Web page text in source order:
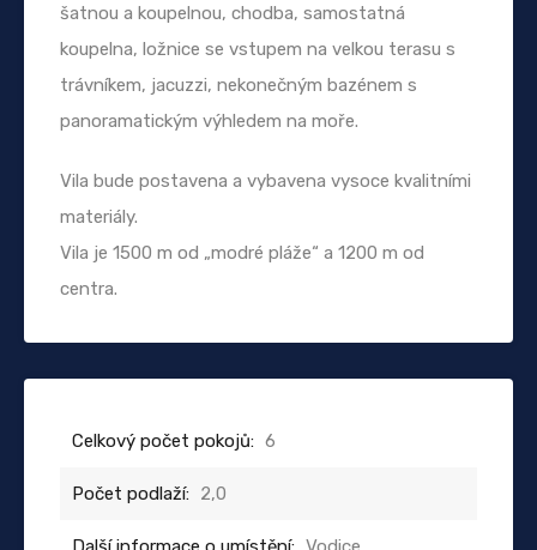
šatnou a koupelnou, chodba, samostatná
koupelna, ložnice se vstupem na velkou terasu s
trávníkem, jacuzzi, nekonečným bazénem s
panoramatickým výhledem na moře.
Vila bude postavena a vybavena vysoce kvalitními
materiály.
Vila je 1500 m od „modré pláže“ a 1200 m od
centra.
Celkový počet pokojů: 6
Počet podlaží: 2,0